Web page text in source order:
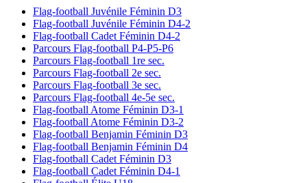
Flag-football Juvénile Féminin D3
Flag-football Juvénile Féminin D4-2
Flag-football Cadet Féminin D4-2
Parcours Flag-football P4-P5-P6
Parcours Flag-football 1re sec.
Parcours Flag-football 2e sec.
Parcours Flag-football 3e sec.
Parcours Flag-football 4e-5e sec.
Flag-football Atome Féminin D3-1
Flag-football Atome Féminin D3-2
Flag-football Benjamin Féminin D3
Flag-football Benjamin Féminin D4
Flag-football Cadet Féminin D3
Flag-football Cadet Féminin D4-1